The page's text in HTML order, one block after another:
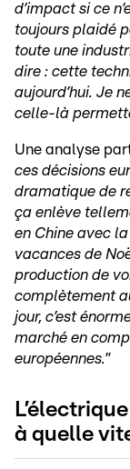
d’impact si ce
toujours plaidé
toute une
dire : cette
aujourd’hui. Je
celle-là
Une analyse
ces décisions
dramatique de
ça enlève
en Chine avec
vacances de
production de
complètement
jour, c’est
marché en
européennes.”
à quelle